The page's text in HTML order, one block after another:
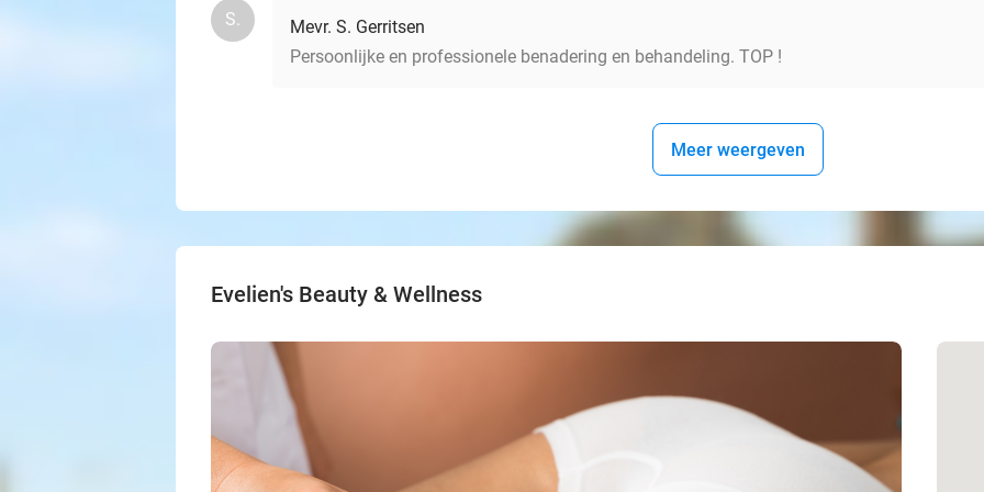
S.
Mevr. S. Gerritsen
Persoonlijke en professionele benadering en behandeling. TOP !
Meer weergeven
Evelien's Beauty & Wellness